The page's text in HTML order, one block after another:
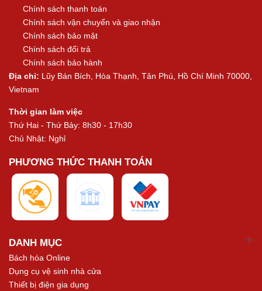
Chính sách thanh toán
Chính sách vận chuyển và giao nhận
Chính sách bảo mật
Chính sách đổi trả
Chính sách bảo hành
Địa chỉ: Lũy Bán Bích, Hòa Thạnh, Tân Phú, Hồ Chí Minh 70000,
Vietnam
Thời gian làm việc
Thứ Hai - Thứ Bảy: 8h30 - 17h30
Chủ Nhật: Nghỉ
PHƯƠNG THỨC THANH TOÁN
DANH MỤC
Bách hóa Online
Dụng cụ vệ sinh nhà cửa
Thiết bị điện gia dụng